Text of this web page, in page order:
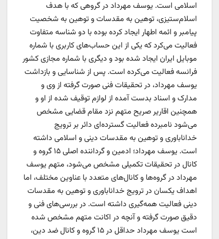
اسلامی است. یوسف مهرداد در گروهی که با هدف
اسلام‌ستیزی، توهین به مقدسات و توهین به شخصیت
پیامبر و ائمه اطهار ایجاد کرده بوده با دو شناسه متفاوت
فعالیت می‌کرد که یکی از این حساب‌های کاربری با شماره
موبایل ایران ایجاد شده بود و دیگری با شماره مجازی کشور
فرانسه فعالیت می‌کرده است. پس از شناسایی و بازداشت
یوسف مهرداد، در تحقیقات فنی صورت گرفته از وی و
مدارک و اسناد بدست آمده از لوازم توقیف شده از او و
همچنین اقاریر صریح متهم نزد مقام قضایی مشخص
می‌شود نامبرده فعالیت گسترده‌ای دائر بر ترویج
خداناباوری و توهین به مقدسات دینی و اسلامی داشته
است. یوسف مهرداد؛ ادمین و گرداننده اصلی ۱۵ گروه و
کانال در تحقیقات تکمیلی مشخص می‌شود، متهم یوسف
مهرداد در گروه‌ها و کانال‌های متعدد با عناوین مختلف، اما
اهداف یکسان در ترویج خداناباوری و توهین به مقدسات
دینی فعالیت همه‌گیری داشته است. در بررسی‌های فنی و
دقیق صورت گرفته و آنچه در اکانت متهم مشخص شده
است یوسف مهرداد حداقل در ۱۵ گروه و کانال ضد دین،